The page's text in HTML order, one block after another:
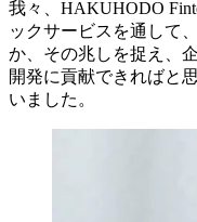
我々、HAKUHODO
ックサービスを通して
か、その兆しを捉え、
開発に貢献できればと
いました。